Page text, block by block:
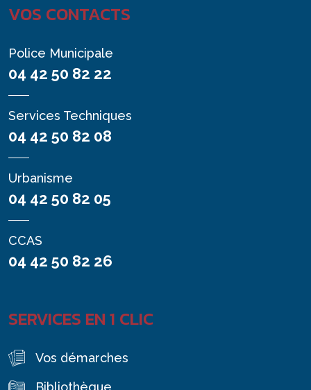
VOS CONTACTS
Police Municipale
04 42 50 82 22
Services Techniques
04 42 50 82 08
Urbanisme
04 42 50 82 05
CCAS
04 42 50 82 26
SERVICES EN 1 CLIC
Vos démarches